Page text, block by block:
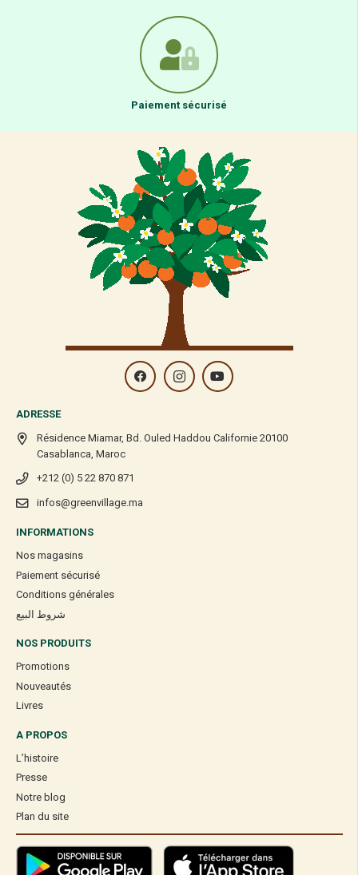
Paiement sécurisé
ADRESSE
Résidence Miamar, Bd. Ouled Haddou Californie 20100
Casablanca, Maroc
+212 (0) 5 22 870 871
infos@greenvillage.ma
INFORMATIONS
Nos magasins
Paiement sécurisé
Conditions générales
شروط البيع
NOS PRODUITS
Promotions
Nouveautés
Livres
A PROPOS
L’histoire
Presse
Notre blog
Plan du site